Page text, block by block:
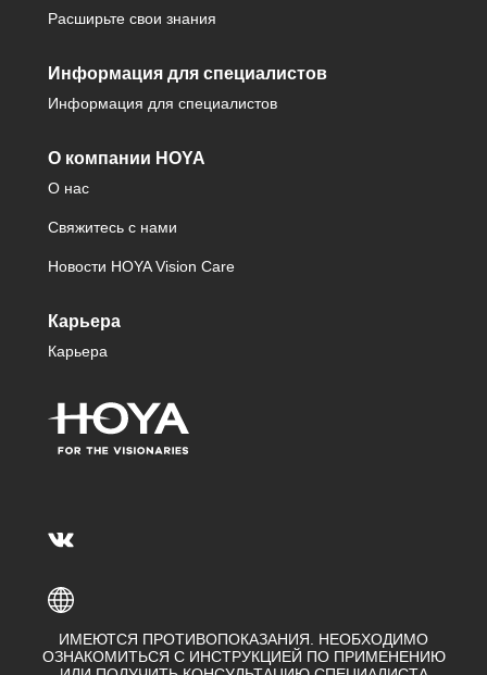
Расширьте свои знания
Информация для специалистов
Информация для специалистов
О компании HOYA
О нас
Свяжитесь с нами
Новости HOYA Vision Care
Карьера
Карьера
ИМЕЮТСЯ ПРОТИВОПОКАЗАНИЯ. НЕОБХОДИМО
ОЗНАКОМИТЬСЯ С ИНСТРУКЦИЕЙ ПО ПРИМЕНЕНИЮ